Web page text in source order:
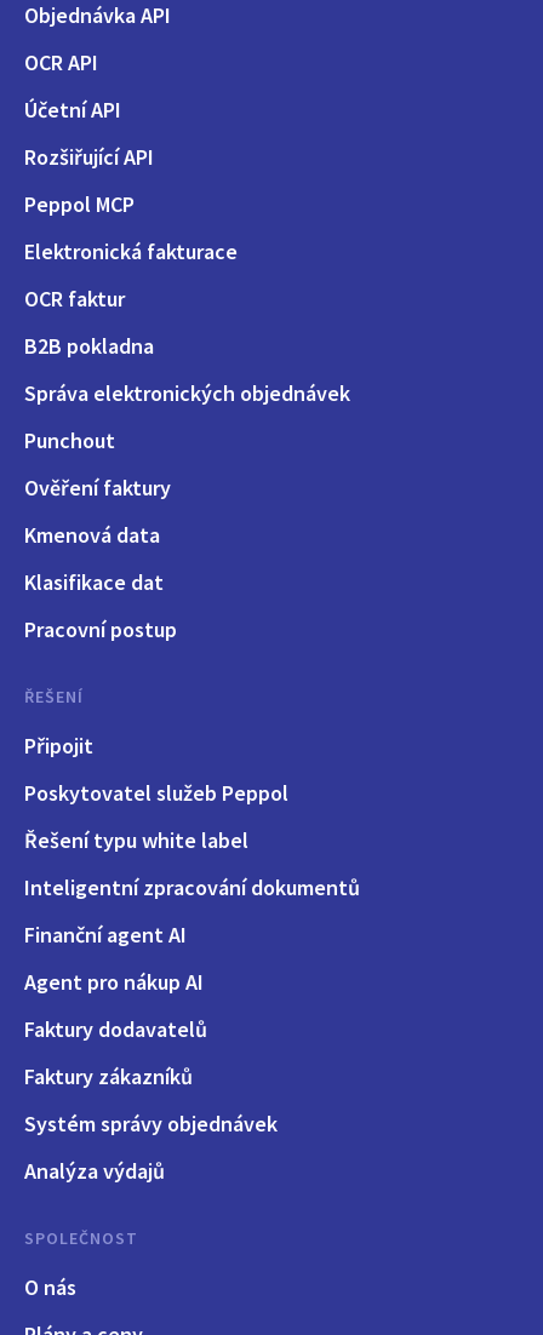
Objednávka API
OCR API
Účetní API
Rozšiřující API
Peppol MCP
Elektronická fakturace
OCR faktur
B2B pokladna
Správa elektronických objednávek
Punchout
Ověření faktury
Kmenová data
Klasifikace dat
Pracovní postup
ŘEŠENÍ
Připojit
Poskytovatel služeb Peppol
Řešení typu white label
Inteligentní zpracování dokumentů
Finanční agent AI
Agent pro nákup AI
Faktury dodavatelů
Faktury zákazníků
Systém správy objednávek
Analýza výdajů
SPOLEČNOST
O nás